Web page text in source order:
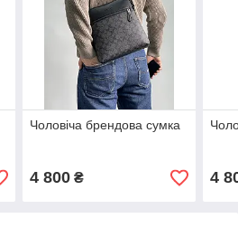
Чоловіча брендова сумка
4 800₴ 4